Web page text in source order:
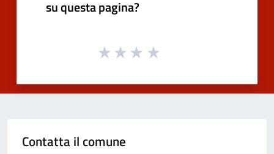
su questa pagina?
Contatta il comune